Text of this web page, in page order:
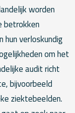
worden
betrokken
verloskundig
om het
audit richt
bijvoorbeeld
ziektebeelden.